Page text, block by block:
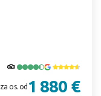
za os. od 1 880 €